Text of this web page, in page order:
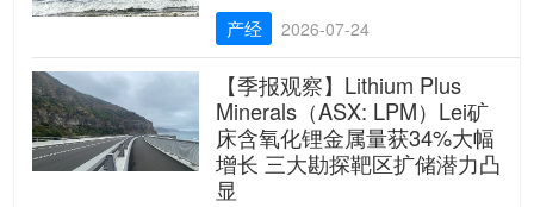
产经 2026-07-24
【季报观察】Lithium Plus
Minerals（ASX: LPM）Lei矿
床含氧化锂金属量获34%大幅
增长 三大勘探靶区扩储潜力凸
显